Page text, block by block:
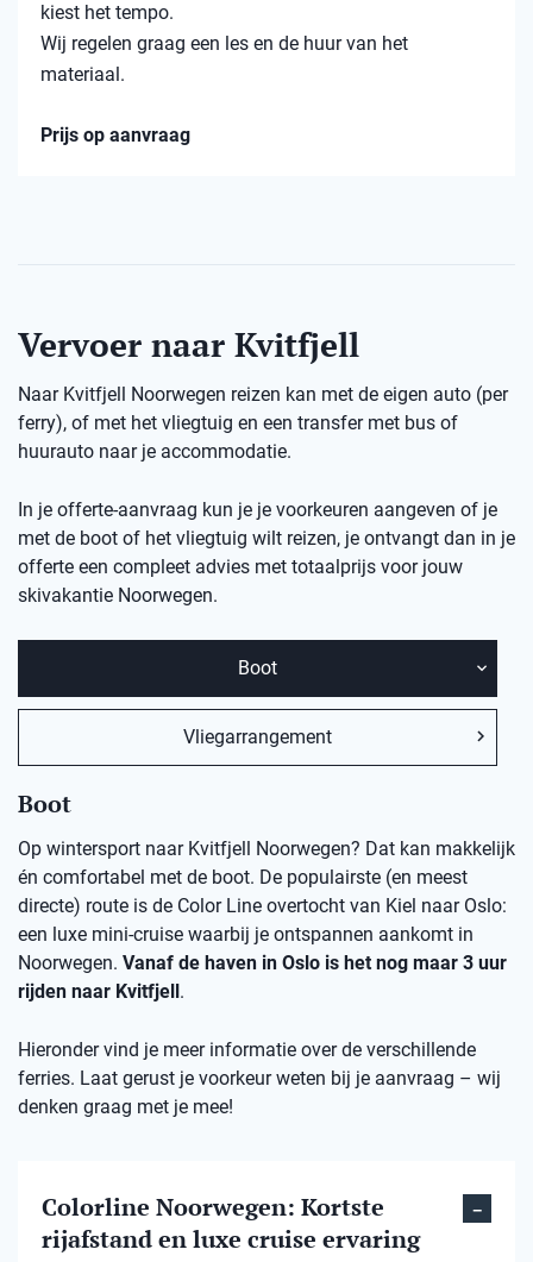
kiest het tempo.
Wij regelen graag een les en de huur van het
materiaal.
Prijs op aanvraag
Vervoer naar Kvitfjell
Naar Kvitfjell Noorwegen reizen kan met de eigen auto (per
ferry), of met het vliegtuig en een transfer met bus of
huurauto naar je accommodatie.
In je offerte-aanvraag kun je je voorkeuren aangeven of je
met de boot of het vliegtuig wilt reizen, je ontvangt dan in je
offerte een compleet advies met totaalprijs voor jouw
skivakantie Noorwegen.
Boot
Vliegarrangement
Boot
Op wintersport naar Kvitfjell Noorwegen? Dat kan makkelijk
én comfortabel met de boot. De populairste (en meest
directe) route is de Color Line overtocht van Kiel naar Oslo:
een luxe mini-cruise waarbij je ontspannen aankomt in
Noorwegen. Vanaf de haven in Oslo is het nog maar 3 uur
rijden naar Kvitfjell.
Hieronder vind je meer informatie over de verschillende
ferries. Laat gerust je voorkeur weten bij je aanvraag – wij
denken graag met je mee!
Colorline Noorwegen: Kortste
rijafstand en luxe cruise ervaring